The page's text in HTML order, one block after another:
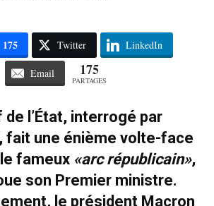
175 Twitter LinkedIn
Email 175
PARTAGES
de l’État, interrogé par
fait une énième volte-face
fameux «arc républicain»,
son Premier ministre.
le président Macron